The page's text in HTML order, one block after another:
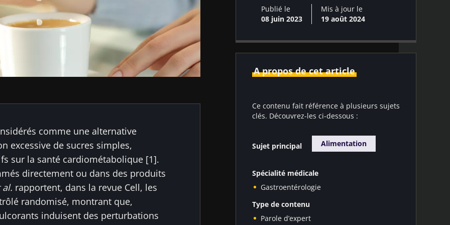
comme une alternative
excessive de sucres simples,
sur la santé cardiométabolique [1].
directement ou dans des produits
al. rapportent, dans la revue Cell, les
randomisé, montrant que,
induisent des perturbations
Publié le
08 juin 2023
Mis à jour le
19 août 2024
A propos de cet article
Ce contenu fait référence à plusieurs sujets
clés. Découvrez-les ci-dessous :
Sujet principal Alimentation
Spécialité médicale
Gastroentérologie
Type de contenu
Parole d’expert